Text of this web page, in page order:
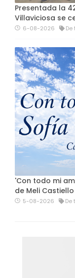
Presentada la
Villaviciosa se
6-08-2026
'Con todo mi
de Meli Castiello
5-08-2026